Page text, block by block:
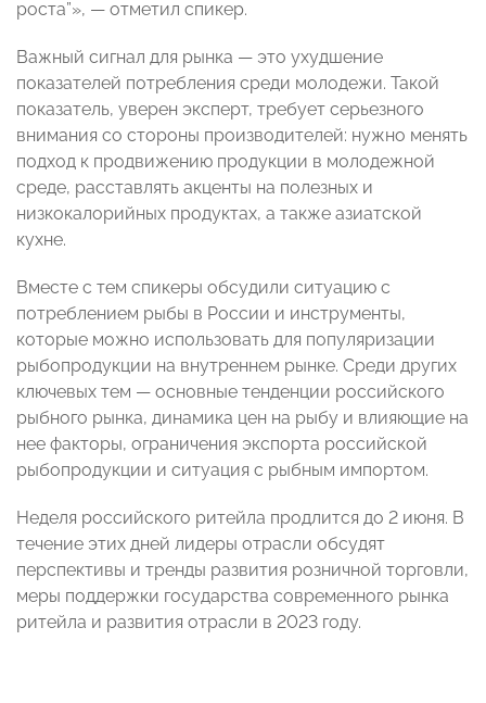
роста”», — отметил спикер.
Важный сигнал для рынка — это ухудшение
показателей потребления среди молодежи. Такой
показатель, уверен эксперт, требует серьезного
внимания со стороны производителей: нужно менять
подход к продвижению продукции в молодежной
среде, расставлять акценты на полезных и
низкокалорийных продуктах, а также азиатской
кухне.
Вместе с тем спикеры обсудили ситуацию с
потреблением рыбы в России и инструменты,
которые можно использовать для популяризации
рыбопродукции на внутреннем рынке. Среди других
ключевых тем — основные тенденции российского
рыбного рынка, динамика цен на рыбу и влияющие на
нее факторы, ограничения экспорта российской
рыбопродукции и ситуация с рыбным импортом.
Неделя российского ритейла продлится до 2 июня. В
течение этих дней лидеры отрасли обсудят
перспективы и тренды развития розничной торговли,
меры поддержки государства современного рынка
ритейла и развития отрасли в 2023 году.